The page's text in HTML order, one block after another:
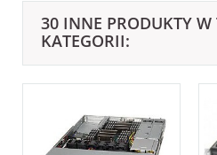
30 INNE PRODUKTY W
KATEGORII: